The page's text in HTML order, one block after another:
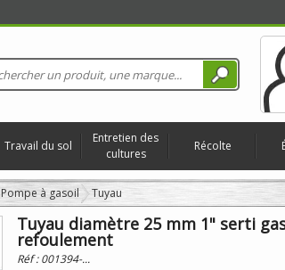
Travail du sol
Entretien des
cultures
Récolte
Pompe à gasoil Tuyau
Tuyau diamètre 25 mm 1" serti
refoulement
Réf :001394-...